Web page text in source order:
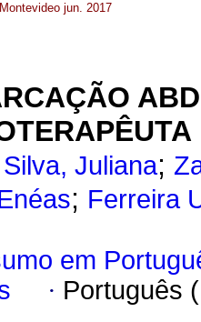
jun. 2017
Juliana;
; Ferreira
em
· Português